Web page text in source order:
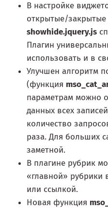
В настройке
открытые/закрытые
showhide.jquery.js
Плагин
использовать и в
Улучшен алгоритм
(функция
параметрам можно
данных всех
количество
раза. Для больших
заметной.
В плагине рубрик
«главной» рубрики
или ссылкой.
Новая функция